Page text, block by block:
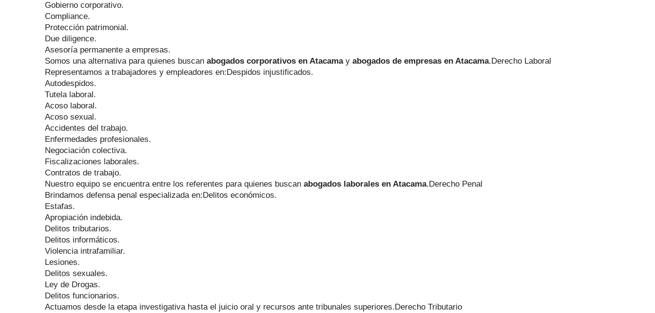
Gobierno corporativo.
Compliance.
Protección patrimonial.
Due diligence.
Asesoría permanente a empresas.
Somos una alternativa para quienes buscan abogados corporativos en Atacamay abogados de empresas en Atacama.Derecho Laboral
Representamos a trabajadores y empleadores en:Despidos injustificados.
Autodespidos.
Tutela laboral.
Acoso laboral.
Acoso sexual.
Accidentes del trabajo.
Enfermedades profesionales.
Negociación colectiva.
Fiscalizaciones laborales.
Contratos de trabajo.
Nuestro equipo se encuentra entre los referentes para quienes buscan abogados laborales en Atacama.Derecho Penal
Brindamos defensa penal especializada en:Delitos económicos.
Estafas.
Apropiación indebida.
Delitos tributarios.
Delitos informáticos.
Violencia intrafamiliar.
Lesiones.
Delitos sexuales.
Ley de Drogas.
Delitos funcionarios.
Actuamos desde la etapa investigativa hasta el juicio oral y recursos ante tribunales superiores.Derecho Tributario